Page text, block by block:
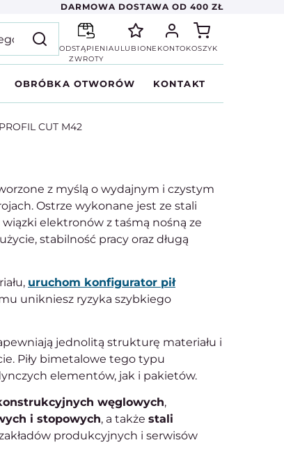
DARMOWA DOSTAWA OD 400 ZŁ
ODSTĄPIENIA
ZWROTY
ULUBIONE KONTOKOSZYK
OBRÓBKA OTWORÓW KONTAKT
CUT M42
z myślą o wydajnym i czystym
Ostrze wykonane jest ze stali
elektronów z taśmą nośną ze
stabilność pracy oraz długą
uruchom konfigurator pił
unikniesz ryzyka szybkiego
jednolitą strukturę materiału i
Piły bimetalowe tego typu
elementów, jak i pakietów.
węglowych,
i stopowych, a także stali
produkcyjnych i serwisów